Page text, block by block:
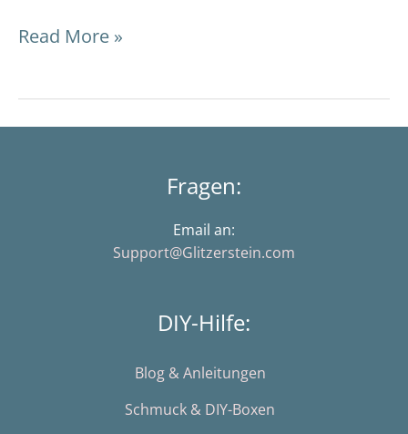
Read More »
Fragen:
Email an:
Support@Glitzerstein.com
DIY-Hilfe:
Blog & Anleitungen
Schmuck & DIY-Boxen